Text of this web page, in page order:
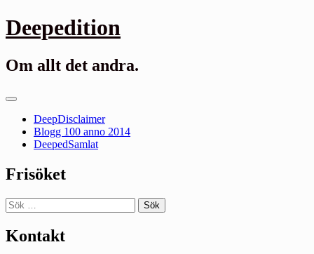
Gå
till
Deepedition
Om allt det andra.
Primär
DeepDisclaimer
Blogg 100 anno 2014
DeepedSamlat
Frisöket
Sök
efter:
Kontakt